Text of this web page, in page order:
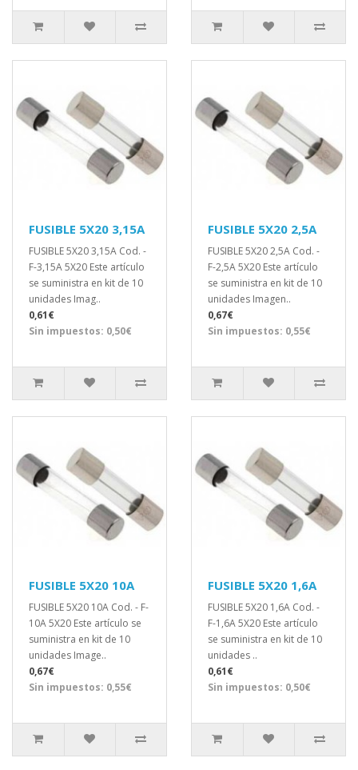
FUSIBLE 5X20 3,15A
FUSIBLE 5X20 3,15A Cod. -
F-3,15A 5X20 Este artículo
se suministra en kit de 10
unidades Imag..
0,61€
Sin impuestos: 0,50€
FUSIBLE 5X20 2,5A
FUSIBLE 5X20 2,5A Cod. -
F-2,5A 5X20 Este artículo
se suministra en kit de 10
unidades Imagen..
0,67€
Sin impuestos: 0,55€
FUSIBLE 5X20 10A
FUSIBLE 5X20 10A Cod. - F-
10A 5X20 Este artículo se
suministra en kit de 10
unidades Image..
0,67€
Sin impuestos: 0,55€
FUSIBLE 5X20 1,6A
FUSIBLE 5X20 1,6A Cod. -
F-1,6A 5X20 Este artículo
se suministra en kit de 10
unidades ..
0,61€
Sin impuestos: 0,50€